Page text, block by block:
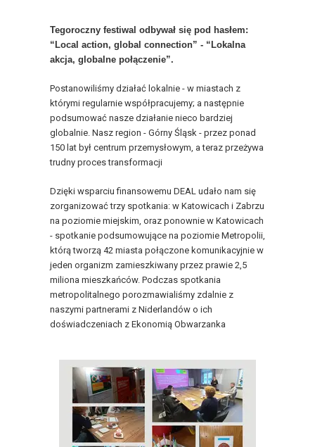
Tegoroczny festiwal odbywał się pod hasłem:
“Local action, global connection” - “Lokalna
akcja, globalne połączenie”.
Postanowiliśmy działać lokalnie - w miastach z
którymi regularnie współpracujemy; a następnie
podsumować nasze działanie nieco bardziej
globalnie. Nasz region - Górny Śląsk - przez ponad
150 lat był centrum przemysłowym, a teraz przeżywa
trudny proces transformacji
Dzięki wsparciu finansowemu DEAL udało nam się
zorganizować trzy spotkania: w Katowicach i Zabrzu
na poziomie miejskim, oraz ponownie w Katowicach
- spotkanie podsumowujące na poziomie Metropolii,
którą tworzą 42 miasta połączone komunikacyjnie w
jeden organizm zamieszkiwany przez prawie 2,5
miliona mieszkańców. Podczas spotkania
metropolitalnego porozmawialiśmy zdalnie z
naszymi partnerami z Niderlandów o ich
doświadczeniach z Ekonomią Obwarzanka